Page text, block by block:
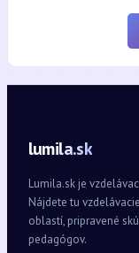
lumila.sk
Lumila.sk je
Nájdete tu
oblastí, pripravené
pedagógov.